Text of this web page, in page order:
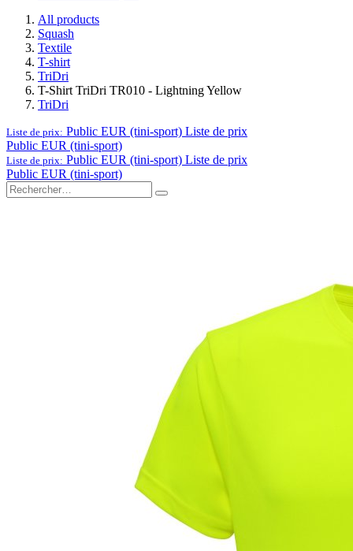
All products
Squash
Textile
T-shirt
TriDri
T-Shirt TriDri TR010 - Lightning Yellow
TriDri
Liste de prix: Public EUR (tini-sport) Liste de prix
Public EUR (tini-sport)
Liste de prix: Public EUR (tini-sport) Liste de prix
Public EUR (tini-sport)